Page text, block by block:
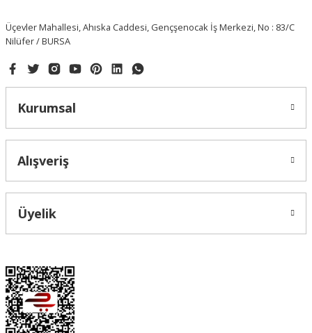
Üçevler Mahallesi, Ahıska Caddesi, Gençşenocak İş Merkezi, No : 83/C
Nilüfer / BURSA
Kurumsal
Alışveriş
Üyelik